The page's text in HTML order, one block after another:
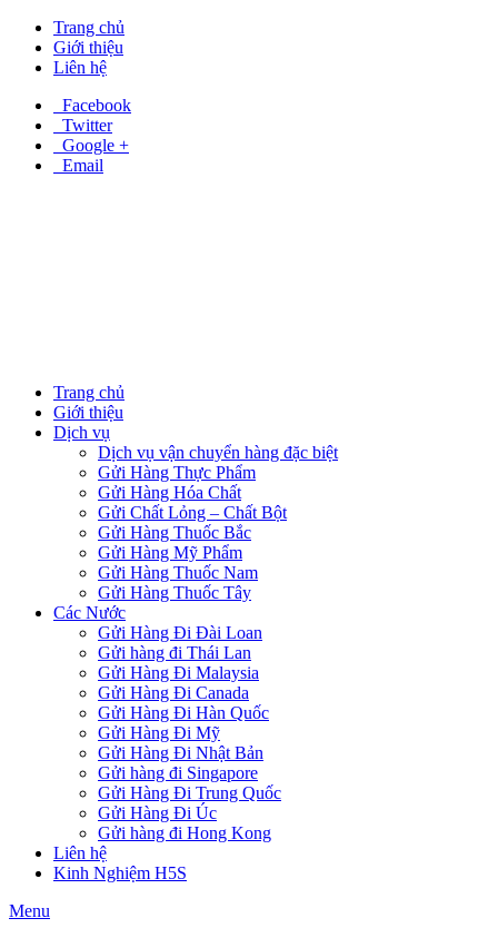
Trang chủ
Giới thiệu
Liên hệ
Facebook
Twitter
Google +
Email
Trang chủ
Giới thiệu
Dịch vụ
Dịch vụ vận chuyển hàng đặc biệt
Gửi Hàng Thực Phẩm
Gửi Hàng Hóa Chất
Gửi Chất Lỏng – Chất Bột
Gửi Hàng Thuốc Bắc
Gửi Hàng Mỹ Phẩm
Gửi Hàng Thuốc Nam
Gửi Hàng Thuốc Tây
Các Nước
Gửi Hàng Đi Đài Loan
Gửi hàng đi Thái Lan
Gửi Hàng Đi Malaysia
Gửi Hàng Đi Canada
Gửi Hàng Đi Hàn Quốc
Gửi Hàng Đi Mỹ
Gửi Hàng Đi Nhật Bản
Gửi hàng đi Singapore
Gửi Hàng Đi Trung Quốc
Gửi Hàng Đi Úc
Gửi hàng đi Hong Kong
Liên hệ
Kinh Nghiệm H5S
Menu